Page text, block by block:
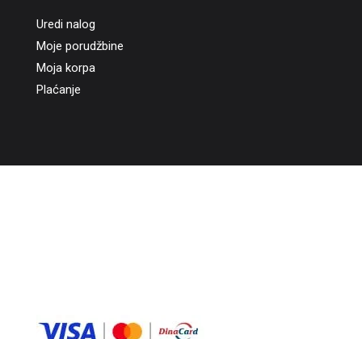
Uredi nalog
Moje porudžbine
Moja korpa
Plaćanje